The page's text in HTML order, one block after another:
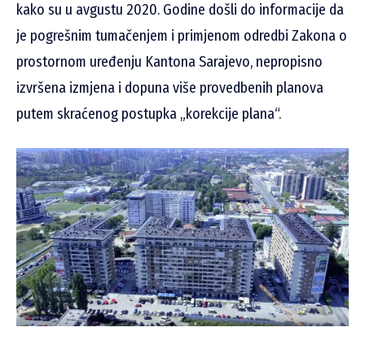
kako su u avgustu 2020. Godine došli do informacije da
je pogrešnim tumačenjem i primjenom odredbi Zakona o
prostornom uređenju Kantona Sarajevo, nepropisno
izvršena izmjena i dopuna više provedbenih planova
putem skraćenog postupka „korekcije plana“.